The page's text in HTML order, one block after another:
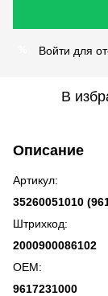
Войти для
В
Описание
Артикул:
35260051010
Штрихкод:
2000900086102
OEM:
9617231000